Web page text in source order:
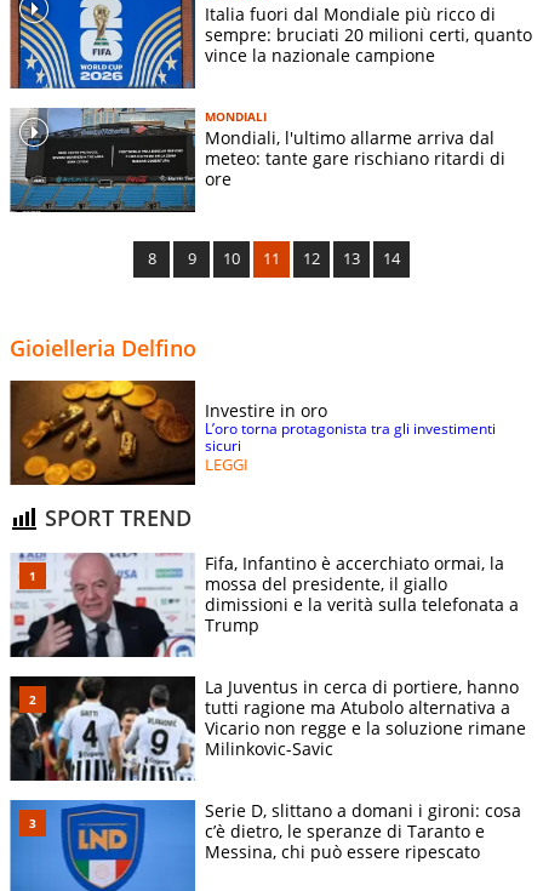
Italia fuori dal Mondiale più ricco di
sempre: bruciati 20 milioni certi, quanto
vince la nazionale campione
MONDIALI
Mondiali, l'ultimo allarme arriva dal
meteo: tante gare rischiano ritardi di
ore
8 9 10 11 12 13 14
Gioielleria Delfino
Investire in oro
L’oro torna protagonista tra gli investimenti
sicuri
LEGGI
SPORT TREND
Fifa, Infantino è accerchiato ormai, la
mossa del presidente, il giallo
dimissioni e la verità sulla telefonata a
Trump
La Juventus in cerca di portiere, hanno
tutti ragione ma Atubolo alternativa a
Vicario non regge e la soluzione rimane
Milinkovic-Savic
Serie D, slittano a domani i gironi: cosa
c’è dietro, le speranze di Taranto e
Messina, chi può essere ripescato